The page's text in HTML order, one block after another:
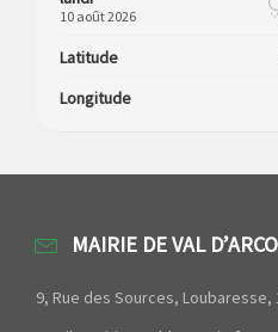
10 août 2026
Latitude
Longitude
MAIRIE DE VAL
9, Rue des Sources, Loubaresse,